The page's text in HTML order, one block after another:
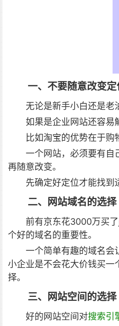
一、不要随意改变定
无论是新手小白还是老
如果是企业网站还容易
比如淘宝的优势在于购
一个网站，必须要有自
再随意改变。
先确定好定位才能找到
二、网站域名的选择
前有京东花3000万买
个好的域名的重要性。
一个简单有趣的域名会
小企业是不会花大价钱买一
择。
三、网站空间的选择
好的网站空间对搜索引